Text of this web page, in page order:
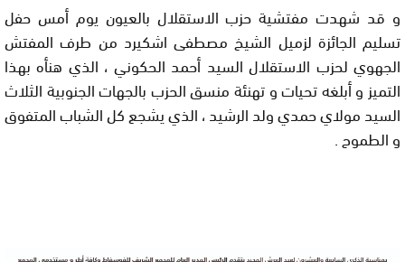
و قد شهدت مفتشية حزب الاستقلال بالعيون يوم أمس حفل
تسليم الجائزة لزميل الشيخ مصطفى اشكيرد من طرف المفتش
الجهوي لحزب الاستقلال السيد أحمد الحكوني ، الذي هنأه بهذا
التميز و أبلغه تحيات و تهنئة منسق الحزب بالجهات الجنوبية الثلاث
السيد مولاي حمدي ولد الرشيد ، الذي يشجع كل الشباب المتفوق
و الطموح .